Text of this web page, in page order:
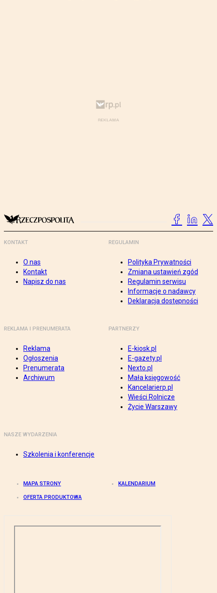
KONTAKT
O nas
Kontakt
Napisz do nas
REGULAMIN
Polityka Prywatności
Zmiana ustawień zgód
Regulamin serwisu
Informacje o nadawcy
Deklaracja dostępności
REKLAMA I PRENUMERATA
Reklama
Ogłoszenia
Prenumerata
Archiwum
PARTNERZY
E-kiosk.pl
E-gazety.pl
Nexto.pl
Mała księgowość
Kancelarierp.pl
Wieści Rolnicze
Życie Warszawy
NASZE WYDARZENIA
Szkolenia i konferencje
MAPA STRONY KALENDARIUM
OFERTA PRODUKTOWA